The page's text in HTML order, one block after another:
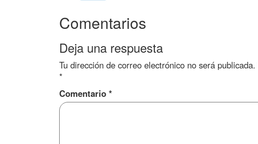
Comentarios
Deja una respuesta
Tu dirección de correo electrónico no será publicada.
*
Comentario *